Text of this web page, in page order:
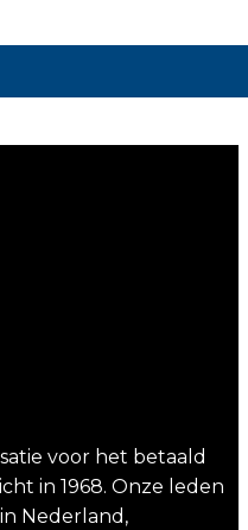
voor het betaald
in 1968. Onze leden
Nederland,